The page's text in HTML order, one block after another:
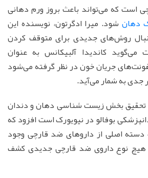
است که می‌تواند باعث بروز ورم دهانی
دهان شود. میرا ادگرتون، نویسنده این
روش‌های جدیدی برای متوقف کردن
می‌گوید کاندیدا آلبیکانس به عنوان
جریان خون در نظر گرفته می‌شود
جدی به شمار می‌آید.
تحقیق بخش زیست شناسی دهان و دندان
بوفالو در نیویورک است افزود که
اصلی از داروهای ضد قارچی وجود
نوع داروی ضد قارچی جدیدی کشف